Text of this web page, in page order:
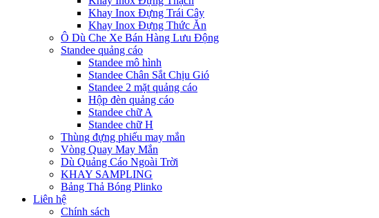
Khay Inox Đựng Trái Cây
Khay Inox Đựng Thức Ăn
Ô Dù Che Xe Bán Hàng Lưu Động
Standee quảng cáo
Standee mô hình
Standee Chân Sắt Chịu Gió
Standee 2 mặt quảng cáo
Hộp đèn quảng cáo
Standee chữ A
Standee chữ H
Thùng đựng phiếu may mắn
Vòng Quay May Mắn
Dù Quảng Cáo Ngoài Trời
KHAY SAMPLING
Bảng Thả Bóng Plinko
Liên hệ
Chính sách